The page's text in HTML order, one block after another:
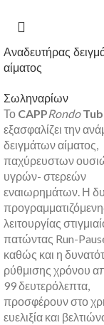
Αναδευτήρας
αίματος
Σωληναρίων
Το CAPPRondo
εξασφαλίζει την
δειγμάτων αίματος,
παχύρευστων
υγρών- στερεών
εναιωρημάτων. Η
λειτουργίας
πατώντας Run-
καθώς και η
ρύθμισης χρόνου
99 δευτερόλεπτα,
προσφέρουν στο
ευελιξία και